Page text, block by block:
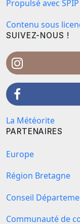
Propulsé avec SPIP
Contenu sous
SUIVEZ-NOUS !
La Météorite
PARTENAIRES
Europe
Région Bretagne
Conseil
Communauté de